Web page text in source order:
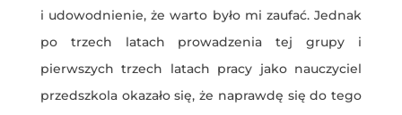
i udowodnienie, że warto było mi zaufać. Jednak
po trzech latach prowadzenia tej grupy i
pierwszych trzech latach pracy jako nauczyciel
przedszkola okazało się, że naprawdę się do tego